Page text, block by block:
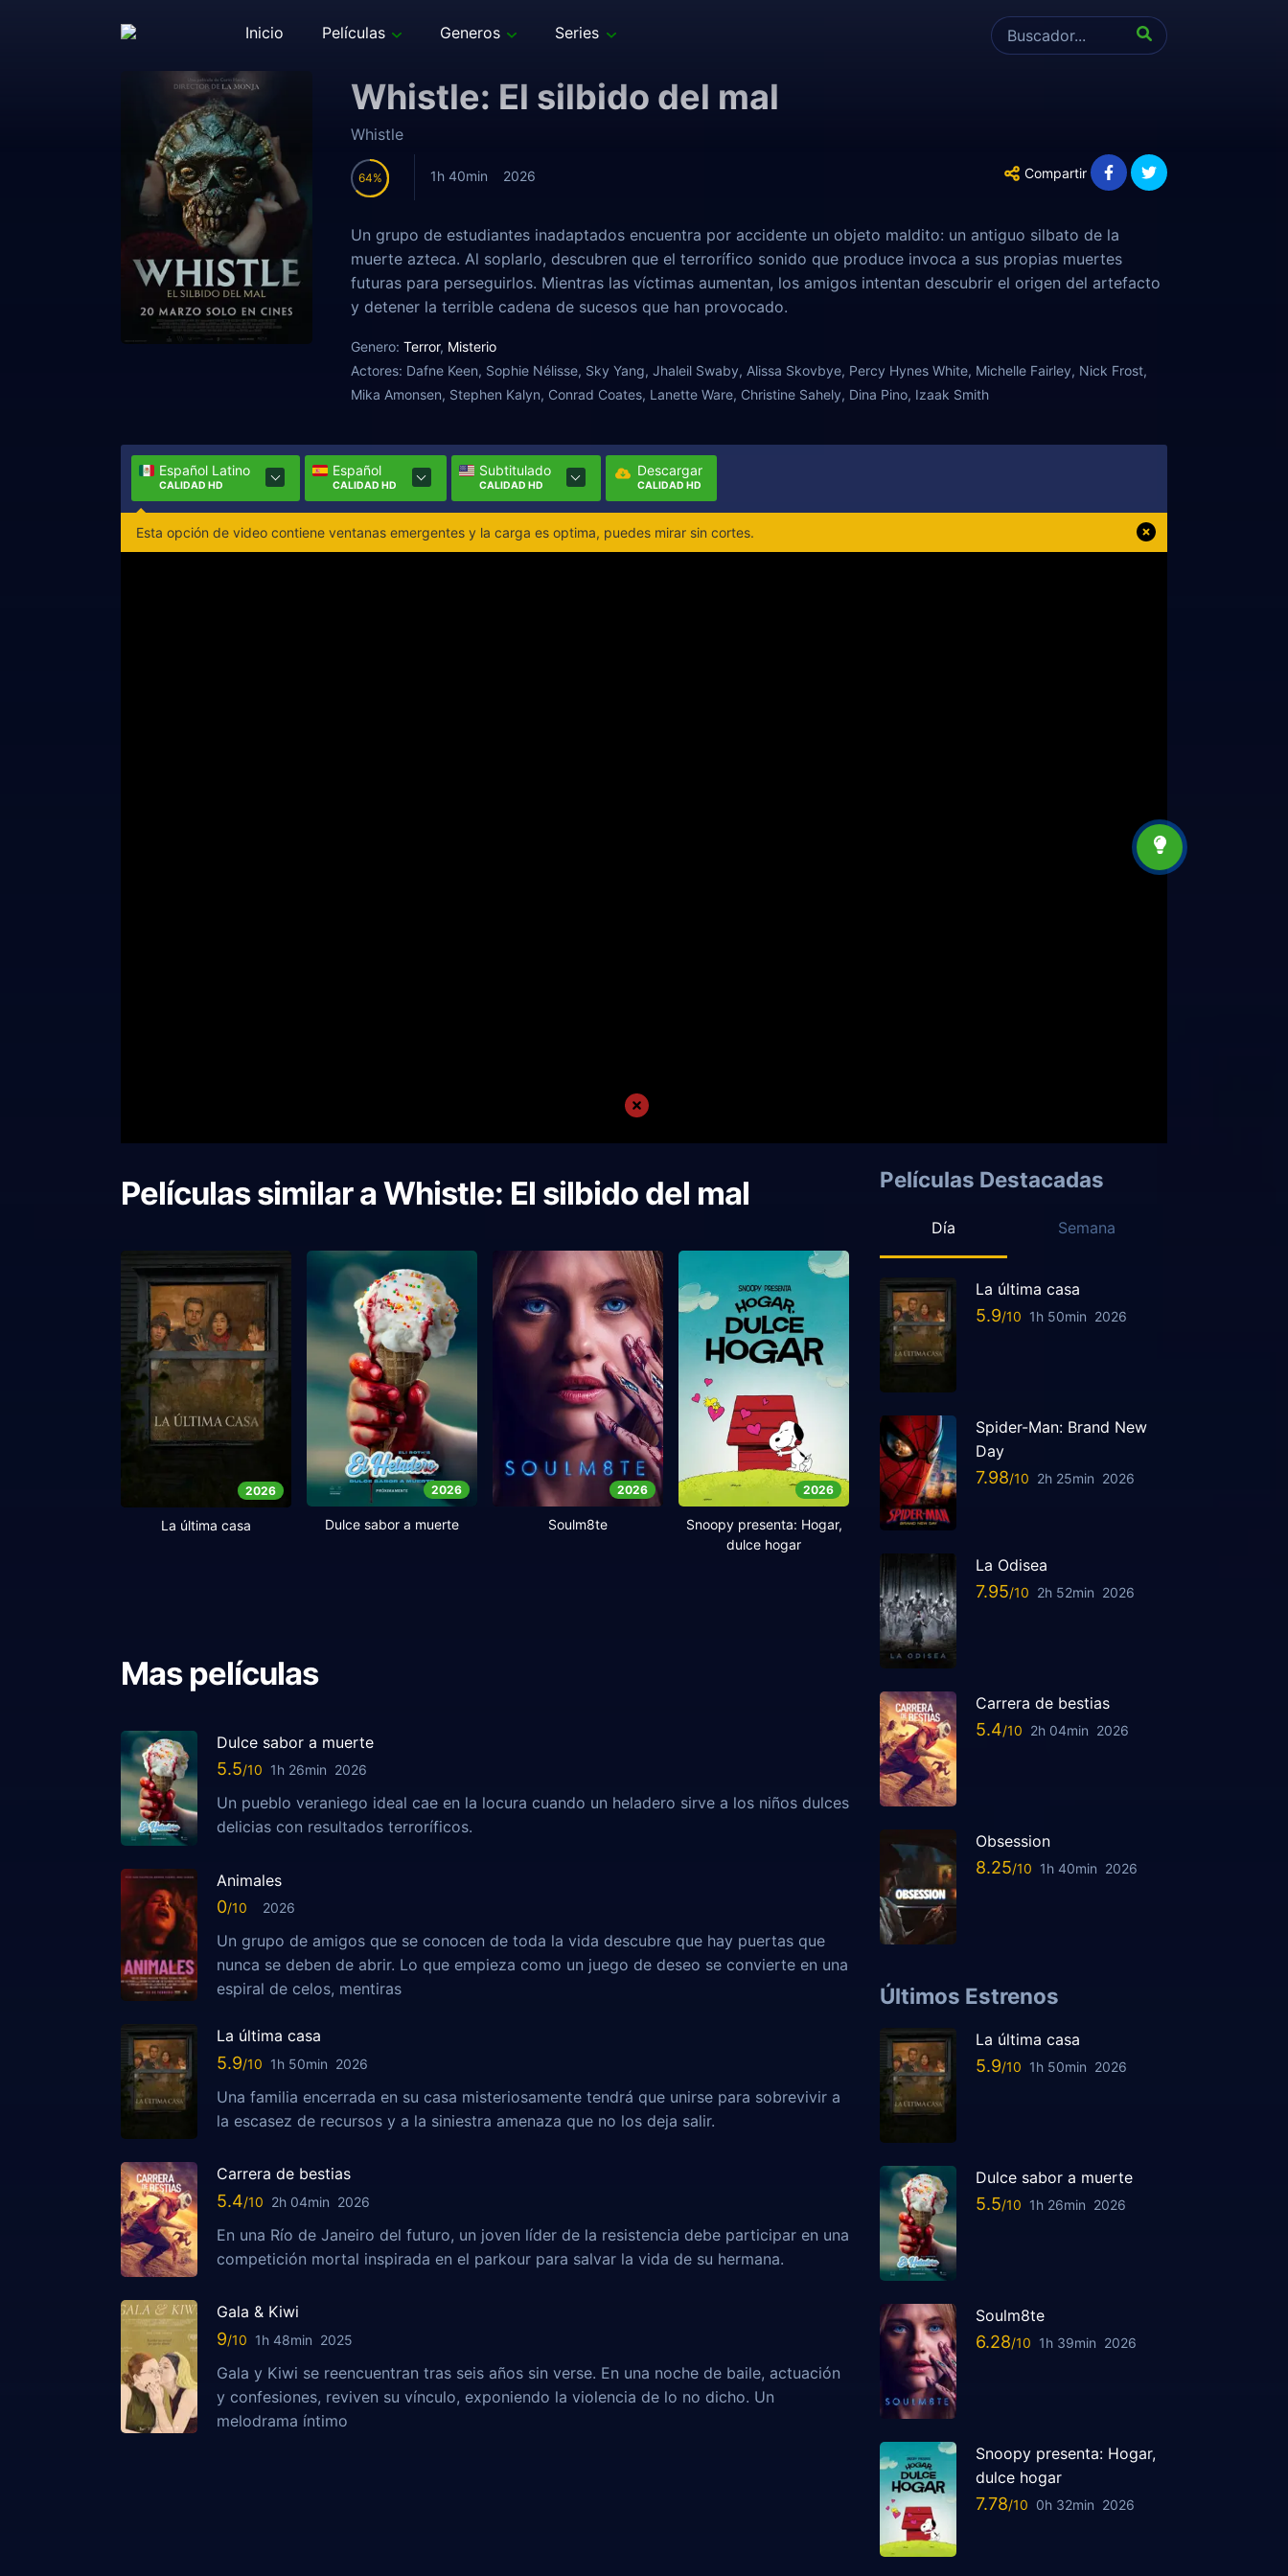
Inicio Películas Generos Series
Whistle: El silbido del mal
Whistle
64 1h 40min 2026 Compartir
Un grupo de estudiantes inadaptados encuentra por accidente un objeto maldito: un antiguo silbato de la
muerte azteca. Al soplarlo, descubren que el terrorífico sonido que produce invoca a sus propias muertes
futuras para perseguirlos. Mientras las víctimas aumentan, los amigos intentan descubrir el origen del artefacto
y detener la terrible cadena de sucesos que han provocado.
Genero: Terror, Misterio
Actores: Dafne Keen, Sophie Nélisse, Sky Yang, Jhaleil Swaby, Alissa Skovbye, Percy Hynes White, Michelle Fairley, Nick Frost,
Mika Amonsen, Stephen Kalyn, Conrad Coates, Lanette Ware, Christine Sahely, Dina Pino, Izaak Smith
Español Latino
CALIDAD HD
Español
CALIDAD HD
Subtitulado
CALIDAD HD
Descargar
CALIDAD HD
Esta opción de video contiene ventanas emergentes y la carga es optima, puedes mirar sin cortes.
Películas similar aWhistle: El silbido del mal
2026
La última casa
2026
Dulce sabor a muerte
2026
Soulm8te
2026
Snoopy presenta: Hogar,
dulce hogar
Mas películas
Dulce sabor a muerte
5.5 1h 26min 2026
Un pueblo veraniego ideal cae en la locura cuando un heladero sirve a los niños dulces
delicias con resultados terroríficos.
Animales
0 2026
Un grupo de amigos que se conocen de toda la vida descubre que hay puertas que
nunca se deben de abrir. Lo que empieza como un juego de deseo se convierte en una
espiral de celos, mentiras
La última casa
5.9 1h 50min 2026
Una familia encerrada en su casa misteriosamente tendrá que unirse para sobrevivir a
la escasez de recursos y a la siniestra amenaza que no los deja salir.
Carrera de bestias
5.4 2h 04min 2026
En una Río de Janeiro del futuro, un joven líder de la resistencia debe participar en una
competición mortal inspirada en el parkour para salvar la vida de su hermana.
Gala & Kiwi
9 1h 48min 2025
Gala y Kiwi se reencuentran tras seis años sin verse. En una noche de baile, actuación
y confesiones, reviven su vínculo, exponiendo la violencia de lo no dicho. Un
melodrama íntimo
Películas Destacadas
Día Semana
La última casa
5.9 1h 50min 2026
Spider-Man: Brand New
Day
7.98 2h 25min 2026
La Odisea
7.95 2h 52min 2026
Carrera de bestias
5.4 2h 04min 2026
Obsession
8.25 1h 40min 2026
Últimos Estrenos
La última casa
5.9 1h 50min 2026
Dulce sabor a muerte
5.5 1h 26min 2026
Soulm8te
6.28 1h 39min 2026
Snoopy presenta: Hogar,
dulce hogar
7.78 0h 32min 2026